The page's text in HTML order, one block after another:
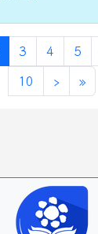
(目前頁次)
3 4 5
10 ›下一頁
»最